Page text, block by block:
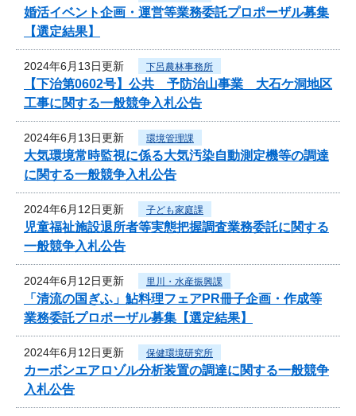
婚活イベント企画・運営等業務委託プロポーザル募集
【選定結果】
2024年6月13日更新 下呂農林事務所
【下治第0602号】公共 予防治山事業 大石ケ洞地区
工事に関する一般競争入札公告
2024年6月13日更新 環境管理課
大気環境常時監視に係る大気汚染自動測定機等の調達
に関する一般競争入札公告
2024年6月12日更新 子ども家庭課
児童福祉施設退所者等実態把握調査業務委託に関する
一般競争入札公告
2024年6月12日更新 里川・水産振興課
「清流の国ぎふ」鮎料理フェアPR冊子企画・作成等
業務委託プロポーザル募集【選定結果】
2024年6月12日更新 保健環境研究所
カーボンエアロゾル分析装置の調達に関する一般競争
入札公告